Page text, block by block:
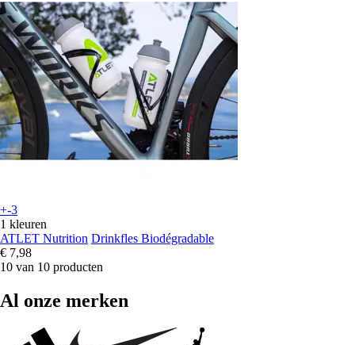
+-3
1 kleuren
ATLET Nutrition Drinkfles Biodégradable
€ 7,98
10 van 10 producten
Al onze merken